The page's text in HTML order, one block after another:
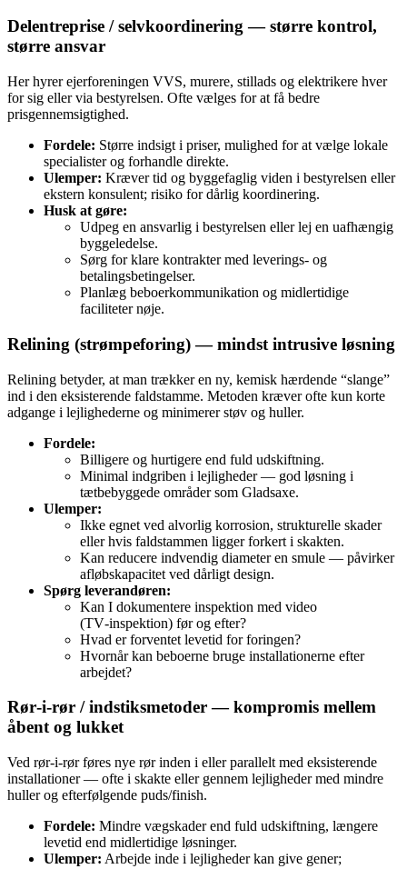
Delentreprise / selvkoordinering — større kontrol,
større ansvar
Her hyrer ejerforeningen VVS, murere, stillads og elektrikere hver
for sig eller via bestyrelsen. Ofte vælges for at få bedre
prisgennemsigtighed.
Fordele: Større indsigt i priser, mulighed for at vælge lokale
specialister og forhandle direkte.
Ulemper: Kræver tid og byggefaglig viden i bestyrelsen eller
ekstern konsulent; risiko for dårlig koordinering.
Husk at gøre:
Udpeg en ansvarlig i bestyrelsen eller lej en uafhængig
byggeledelse.
Sørg for klare kontrakter med leverings- og
betalingsbetingelser.
Planlæg beboerkommunikation og midlertidige
faciliteter nøje.
Relining (strømpeforing) — mindst intrusive løsning
Relining betyder, at man trækker en ny, kemisk hærdende “slange”
ind i den eksisterende faldstamme. Metoden kræver ofte kun korte
adgange i lejlighederne og minimerer støv og huller.
Fordele:
Billigere og hurtigere end fuld udskiftning.
Minimal indgriben i lejligheder — god løsning i
tætbebyggede områder som Gladsaxe.
Ulemper:
Ikke egnet ved alvorlig korrosion, strukturelle skader
eller hvis faldstammen ligger forkert i skakten.
Kan reducere indvendig diameter en smule — påvirker
afløbskapacitet ved dårligt design.
Spørg leverandøren:
Kan I dokumentere inspektion med video
(TV‑inspektion) før og efter?
Hvad er forventet levetid for foringen?
Hvornår kan beboerne bruge installationerne efter
arbejdet?
Rør‑i‑rør / indstiksmetoder — kompromis mellem
åbent og lukket
Ved rør‑i‑rør føres nye rør inden i eller parallelt med eksisterende
installationer — ofte i skakte eller gennem lejligheder med mindre
huller og efterfølgende puds/finish.
Fordele: Mindre vægskader end fuld udskiftning, længere
levetid end midlertidige løsninger.
Ulemper: Arbejde inde i lejligheder kan give gener;